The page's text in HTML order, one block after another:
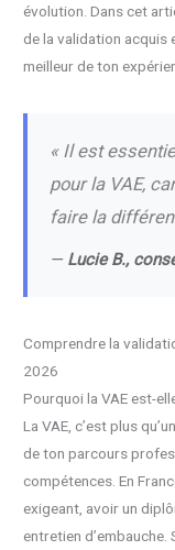
évolution. Dans cet
de la validation acquis
meilleur de ton
« Il est
pour la VAE,
faire la
— Lucie B.,
Comprendre la
2026
Pourquoi la VAE est-
La VAE, c’est plus
de ton parcours
compétences. En
exigeant, avoir un
entretien